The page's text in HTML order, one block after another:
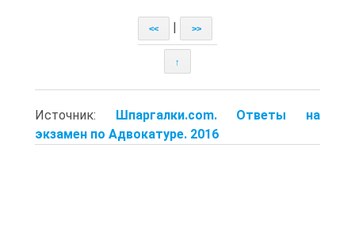
<< >>
↑
Источник: Шпаргалки.com. Ответы на
экзамен по Адвокатуре. 2016